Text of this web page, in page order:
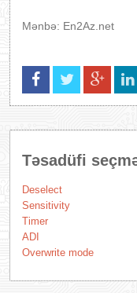
Mənbə: En2Az.net
Təsadüfi
Deselect
Sensitivity
Timer
ADI
Overwrite mode